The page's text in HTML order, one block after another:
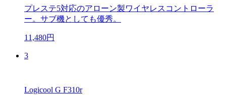
プレステ5対応のアローン製ワイヤレスコントローラ
ー。サブ機としても優秀。
11,480円
3
Logicool G F310r